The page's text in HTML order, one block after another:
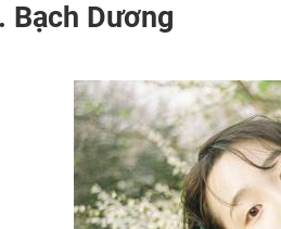
Bạch Dương